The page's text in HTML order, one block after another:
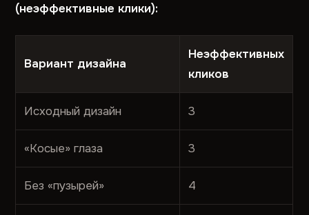
(неэффективные клики):
Вариант дизайна
Неэффективных
кликов
Исходный дизайн 3
«Косые» глаза 3
Без «пузырей» 4